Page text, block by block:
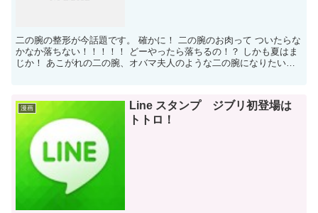
二の腕の整形が今話題です。 確かに！ 二の腕のお肉って ついたらな
かなか落ちない！！！！！ どーやったら落ちるの！？ しかも夏はま
じか！ あこがれの二の腕、オバマ夫人のような二の腕になりたい！
漫画
Line スタンプ ジブリ初登場は
トトロ！